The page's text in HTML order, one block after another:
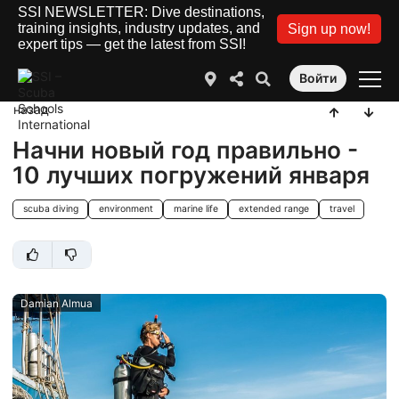
SSI NEWSLETTER: Dive destinations,
training insights, industry updates, and
expert tips — get the latest from SSI!
Sign up now!
Войти
назад
Начни новый год правильно -
10 лучших погружений января
scuba diving environment marine life extended range travel
Damian Almua